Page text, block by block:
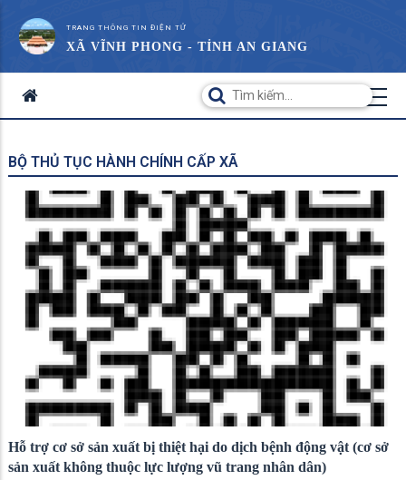
TRANG THÔNG TIN ĐIỆN TỬ
XÃ VĨNH PHONG - TỈNH AN GIANG
BỘ THỦ TỤC HÀNH CHÍNH CẤP XÃ
Hỗ trợ cơ sở sản xuất bị thiệt hại do dịch bệnh động vật (cơ sở
sản xuất không thuộc lực lượng vũ trang nhân dân)